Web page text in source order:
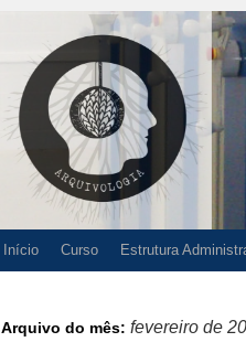
Início Curso Estrutura
Arquivo do mês: fevereiro de